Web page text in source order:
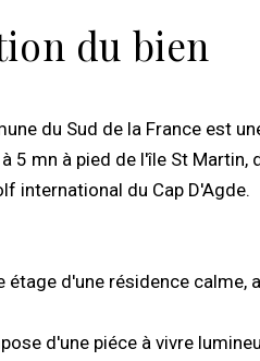
du bien
du Sud de la France est
5 mn à pied de l'île St Martin,
international du Cap D'Agde.
étage d'une résidence calme,
d'une piéce à vivre